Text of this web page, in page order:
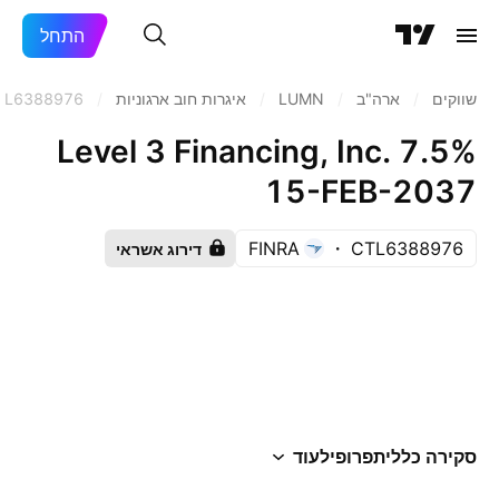
התחל
שווקים ארה"ב‏ LUMN איגרות חוב ארגוניות
Level 3 Financing, Inc. 7.5%
15-FEB-2037
CTL6388976
FINRA דירוג אשראי
סקירה כלליתפרופילעוד